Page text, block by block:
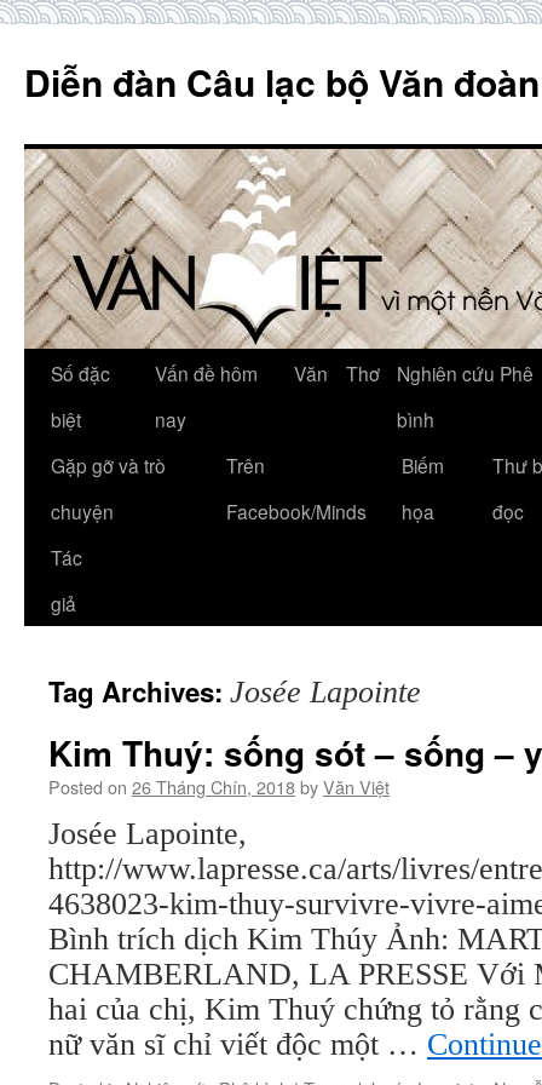
content
Diễn đàn Câu lạc bộ Văn
Số đặc
biệt
Vấn đề hôm
nay
Văn Thơ
Nghiên cứu Phê
bình
Gặp gỡ và trò
chuyện
Trên
Facebook/Minds
Biếm
họa
Thư
đọc
Tác
giả
Tag Archives: Josée Lapointe
Kim Thuý: sống sót – sống –
Posted on 26 Tháng Chín, 2018byVăn Việt
Josée Lapointe,
http://www.lapresse.ca/arts/livres/
4638023-kim-thuy-survivre-vivre-
Bình trích dịch Kim Thúy Ảnh:
CHAMBERLAND, LA PRESSE Với
hai của chị, Kim Thuý chứng tỏ rằng
nữ văn sĩ chỉ viết độc một …